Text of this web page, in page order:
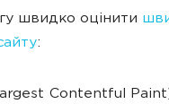
швидко оцінити
:
Contentful